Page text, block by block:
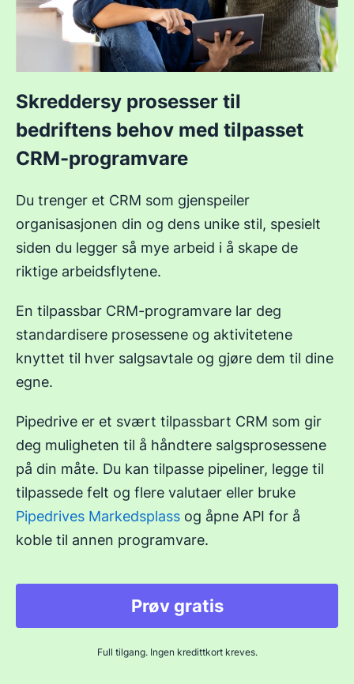
Skreddersy prosesser til
bedriftens behov med tilpasset
CRM-programvare
Du trenger et CRM som gjenspeiler
organisasjonen din og dens unike stil, spesielt
siden du legger så mye arbeid i å skape de
riktige arbeidsflytene.
En tilpassbar CRM-programvare lar deg
standardisere prosessene og aktivitetene
knyttet til hver salgsavtale og gjøre dem til dine
egne.
Pipedrive er et svært tilpassbart CRM som gir
deg muligheten til å håndtere salgsprosessene
på din måte. Du kan tilpasse pipeliner, legge til
tilpassede felt og flere valutaer eller bruke
Pipedrives Markedsplass og åpne API for å
koble til annen programvare.
Prøv gratis
Full tilgang. Ingen kredittkort kreves.